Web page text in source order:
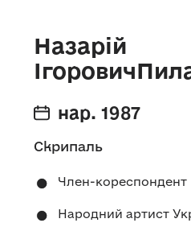
Назарій
нар. 1987
Скрипаль
Член-
Народний артист